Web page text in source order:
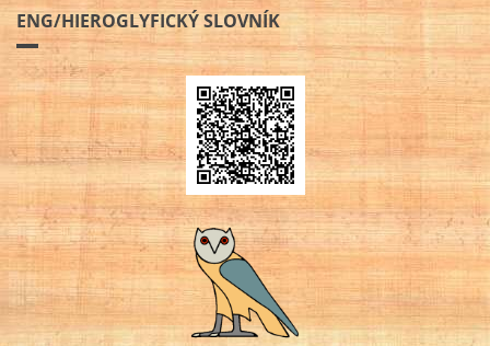
ENG/HIEROGLYFICKÝ SLOVNÍK